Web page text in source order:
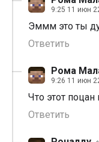
9:25 11 июн
Эммм это ты
Ответить
Рома
9:26 11 июн
Что этот поцан
Ответить